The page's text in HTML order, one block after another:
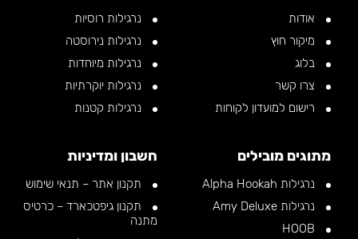
אודות
מיקור חוץ
בלוג
צרו קשר
רישום למועדון לקוחות
נרגילות רוסיות
נרגילות נירוסטה
נרגילות מיוחדות
נרגילות יוקרתיות
נרגילות קטנות
מתוגים מובילים
נרגילות Alpha Hookah
נרגילות Amy Deluxe
חשבון ומדיניות
תקנון אתר – תנאי שימוש
תקנון גיפטכארד – כרטיס
מתנה